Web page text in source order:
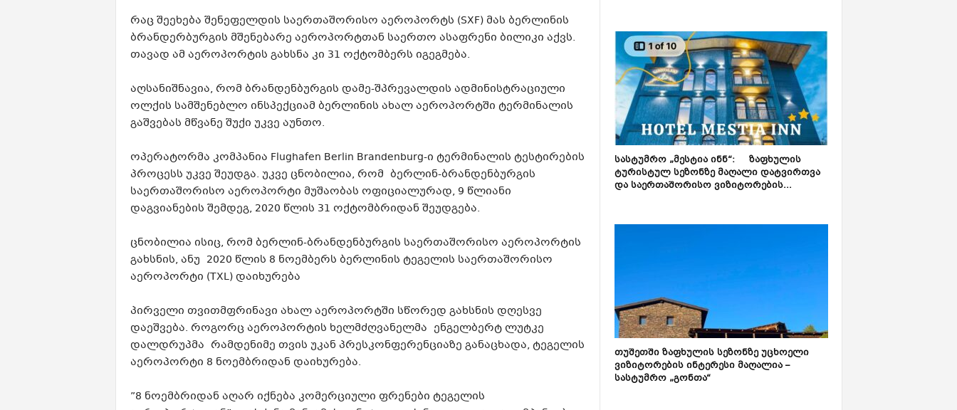
რაც შეეხება შენეფელდის საერთაშორისო აეროპორტს (SXF) მას ბერლინის
ბრანდერბურგის მშენებარე აეროპორტთან საერთო ასაფრენი ბილიკი აქვს.
თავად ამ აეროპორტის გახსნა კი 31 ოქტომბერს იგეგმება.
აღსანიშნავია, რომ ბრანდენბურგის დამე-შპრევალდის ადმინისტრაციული
ოლქის სამშენებლო ინსპექციამ ბერლინის ახალ აეროპორტში ტერმინალის
გაშვებას მწვანე შუქი უკვე აუნთო.
ოპერატორმა კომპანია Flughafen Berlin Brandenburg-ი ტერმინალის ტესტირების
პროცესს უკვე შეუდგა. უკვე ცნობილია, რომ ბერლინ-ბრანდენბურგის
საერთაშორისო აეროპორტი მუშაობას ოფიციალურად, 9 წლიანი
დაგვიანების შემდეგ, 2020 წლის 31 ოქტომბრიდან შეუდგება.
​ცნობილია ისიც, რომ ბერლინ-ბრანდენბურგის საერთაშორისო აეროპორტის
გახსნის, ანუ 2020 წლის 8 ნოემბერს ბერლინის ტეგელის საერთაშორისო
აეროპორტი (TXL) დაიხურება
პირველი თვითმფრინავი ახალ აეროპორტში სწორედ გახსნის დღესვე
დაეშვება. როგორც აეროპორტის ხელმძღვანელმა ენგელბერტ ლუტკე
დალდრუპმა რამდენიმე თვის უკან პრესკონფერენციაზე განაცხადა, ტეგელის
აეროპორტი 8 ნოემბრიდან დაიხურება.
”8 ნოემბრიდან აღარ იქნება კომერციული ფრენები ტეგელის
სასტუმრო „მესტია ინნ“: ზაფხულის
ტურისტულ სეზონზე მაღალი დატვირთვა
და საერთაშორისო ვიზიტორების...
თუშეთში ზაფხულის სეზონზე უცხოელი
ვიზიტორების ინტერესი მაღალია –
სასტუმრო „გონთა“